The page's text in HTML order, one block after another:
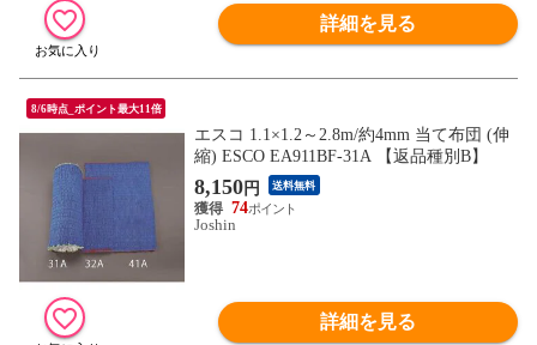
詳細を見る
8/6時点_ポイント最大11倍
エスコ 1.1×1.2～2.8m/約4mm 当て布団 (伸
縮) ESCO EA911BF-31A 【返品種別B】
8,150円 送料無料
74
Joshin
詳細を見る